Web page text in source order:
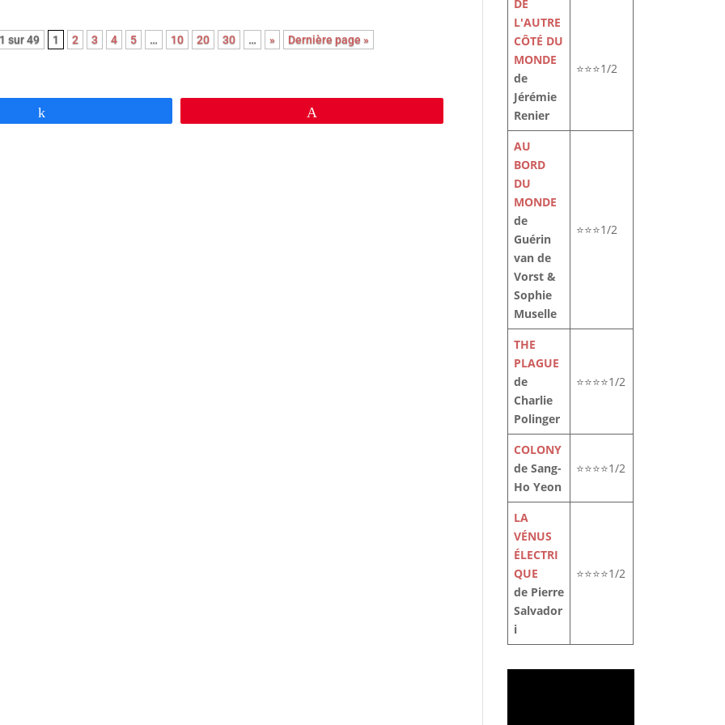
sur 49 1 2 3 4 5 … 10 20 30 … » Dernière page »
DE
L'AUTRE
CÔTÉ DU
MONDE
de
Jérémie
Renier
⭐⭐⭐1/2
AU
BORD
DU
MONDE
de
Guérin
van de
Vorst &
Sophie
Muselle
⭐⭐⭐1/2
THE
PLAGUE
de
Charlie
Polinger
⭐⭐⭐⭐1/2
COLONY
de Sang-
Ho Yeon
⭐⭐⭐⭐1/2
LA
VÉNUS
ÉLECTRI
QUE
de Pierre
Salvador
i
⭐⭐⭐⭐1/2